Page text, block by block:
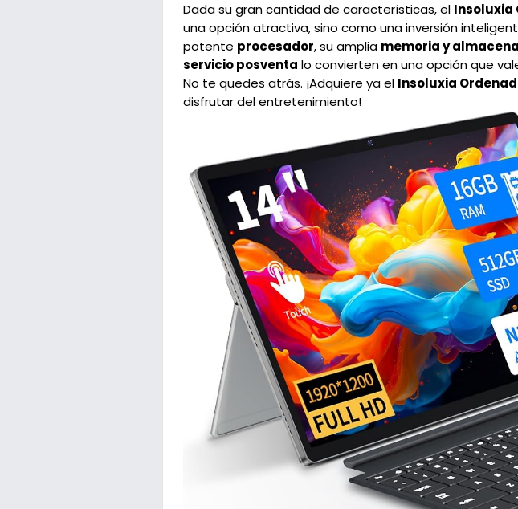
Dada su gran cantidad de características, el Insoluxia
una opción atractiva, sino como una inversión
potente procesador, su amplia memoria y
servicio posventa lo convierten en una opción que
No te quedes atrás. ¡Adquiere ya el Insoluxia
disfrutar del entretenimiento!